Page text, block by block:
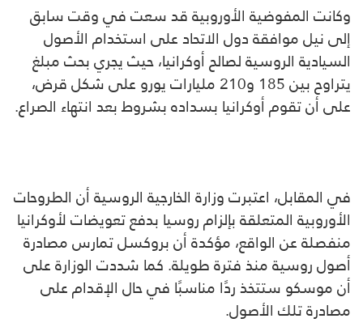
وكانت المفوضية الأوروبية قد سعت في وقت سابق
إلى نيل موافقة دول الاتحاد على استخدام الأصول
السيادية الروسية لصالح أوكرانيا، حيث يجري بحث مبلغ
يتراوح بين 185 و210 مليارات يورو على شكل قرض،
على أن تقوم أوكرانيا بسداده بشروط بعد انتهاء الصراع.
في المقابل، اعتبرت وزارة الخارجية الروسية أن الطروحات
الأوروبية المتعلقة بإلزام روسيا بدفع تعويضات لأوكرانيا
منفصلة عن الواقع، مؤكدة أن بروكسل تمارس مصادرة
أصول روسية منذ فترة طويلة. كما شددت الوزارة على
أن موسكو ستتخذ ردًا مناسبًا في حال الإقدام على
مصادرة تلك الأصول.